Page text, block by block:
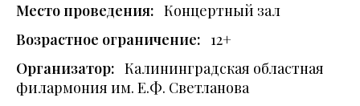
Место проведения: Концертный зал
Возрастное ограничение: 12+
Организатор: Калининградская областная
филармония им. Е.Ф. Светланова